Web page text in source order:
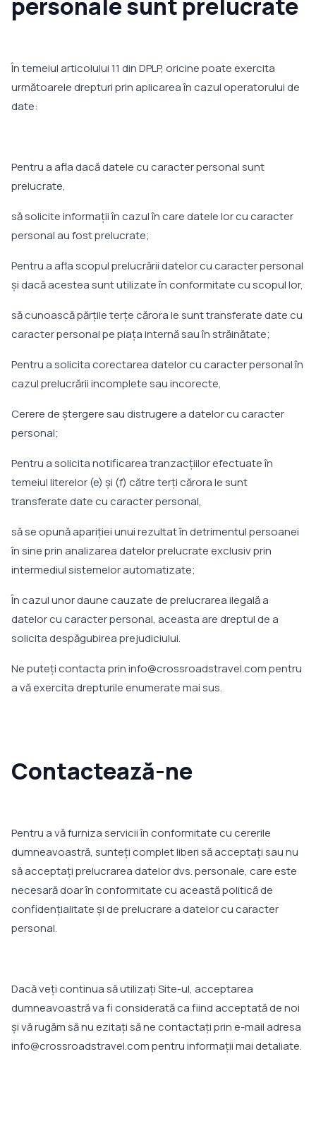
personale sunt prelucrate
În temeiul articolului 11 din DPLP, oricine poate exercita
următoarele drepturi prin aplicarea în cazul operatorului de
date:
Pentru a afla dacă datele cu caracter personal sunt
prelucrate,
să solicite informații în cazul în care datele lor cu caracter
personal au fost prelucrate;
Pentru a afla scopul prelucrării datelor cu caracter personal
și dacă acestea sunt utilizate în conformitate cu scopul lor,
să cunoască părțile terțe cărora le sunt transferate date cu
caracter personal pe piața internă sau în străinătate;
Pentru a solicita corectarea datelor cu caracter personal în
cazul prelucrării incomplete sau incorecte,
Cerere de ștergere sau distrugere a datelor cu caracter
personal;
Pentru a solicita notificarea tranzacțiilor efectuate în
temeiul literelor (e) și (f) către terți cărora le sunt
transferate date cu caracter personal,
să se opună apariției unui rezultat în detrimentul persoanei
în sine prin analizarea datelor prelucrate exclusiv prin
intermediul sistemelor automatizate;
În cazul unor daune cauzate de prelucrarea ilegală a
datelor cu caracter personal, aceasta are dreptul de a
solicita despăgubirea prejudiciului.
Ne puteți contacta prin info@crossroadstravel.com pentru
a vă exercita drepturile enumerate mai sus.
Contactează-ne
Pentru a vă furniza servicii în conformitate cu cererile
dumneavoastră, sunteți complet liberi să acceptați sau nu
să acceptați prelucrarea datelor dvs. personale, care este
necesară doar în conformitate cu această politică de
confidențialitate și de prelucrare a datelor cu caracter
personal.
Dacă veți continua să utilizați Site-ul, acceptarea
dumneavoastră va fi considerată ca fiind acceptată de noi
și vă rugăm să nu ezitați să ne contactați prin e-mail adresa
info@crossroadstravel.com pentru informații mai detaliate.